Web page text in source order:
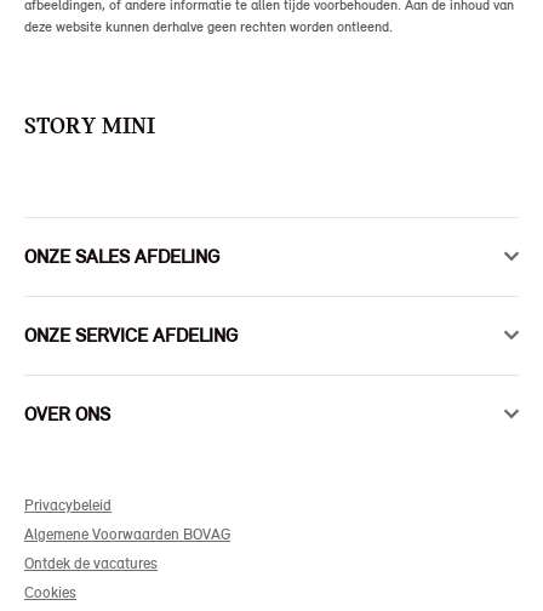
afbeeldingen, of andere informatie te allen tijde voorbehouden. Aan de inhoud van
deze website kunnen derhalve geen rechten worden ontleend.
STORY MINI
ONZE SALES AFDELING
ONZE SERVICE AFDELING
OVER ONS
Privacybeleid
Algemene Voorwaarden BOVAG
Ontdek de vacatures
Cookies